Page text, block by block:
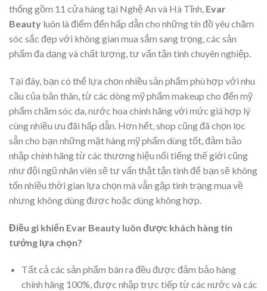
thống gồm 11 cửa hàng tại Nghệ An và Hà Tĩnh, Evar
Beauty luôn là điểm đến hấp dẫn cho những tín đồ yêu chăm
sóc sắc đẹp với không gian mua sắm sang trọng, các sản
phẩm đa dạng và chất lượng, tư vấn tận tình chuyên nghiệp.
Tại đây, bạn có thể lựa chọn nhiều sản phẩm phù hợp với nhu
cầu của bản thân, từ các dòng mỹ phẩm makeup cho đến mỹ
phẩm chăm sóc da, nước hoa chính hãng với mức giá hợp lý
cùng nhiều ưu đãi hấp dẫn. Hơn hết, shop cũng đã chọn lọc
sẵn cho bạn những mặt hàng mỹ phẩm dùng tốt, đảm bảo
nhập chính hãng từ các thương hiệu nổi tiếng thế giới cũng
như đội ngũ nhân viên sẽ tư vấn thật tận tình để bạn sẽ không
tốn nhiều thời gian lựa chọn mà vẫn gặp tình trạng mua về
nhưng không dùng được hoặc dùng không hợp.
Điều gì khiến Evar Beauty luôn được khách hàng tin
tưởng lựa chọn?
Tất cả các sản phẩm bán ra đều được đảm bảo hàng
chính hãng 100%, được nhập trực tiếp từ các nước và các